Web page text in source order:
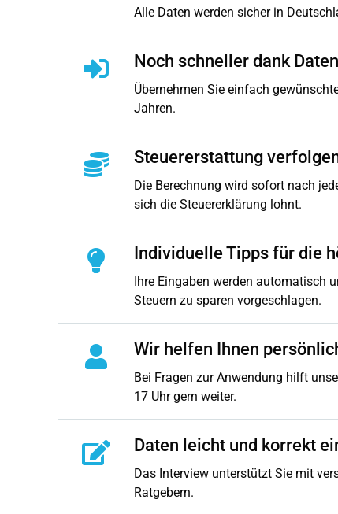
Alle Daten werden sicher in
Noch schneller dank
Übernehmen Sie einfach
Jahren.
Steuererstattung
Die Berechnung wird sofort nach
sich die Steuererklärung lohnt.
Individuelle Tipps für die
Ihre Eingaben werden automatisch
Steuern zu sparen vorgeschlagen.
Wir helfen Ihnen
Bei Fragen zur Anwendung hilft
17 Uhr gern weiter.
Daten leicht und korrekt
Das Interview unterstützt Sie mit
Ratgebern.